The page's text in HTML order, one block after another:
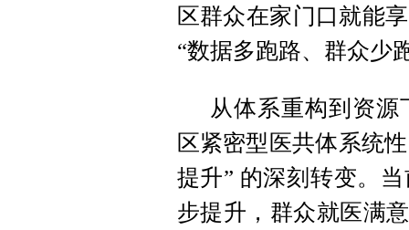
区群众在家门口就能
“数据多跑路、群众少
从体系重构到资
区紧密型医共体系统
提升” 的深刻转变。
步提升，群众就医满